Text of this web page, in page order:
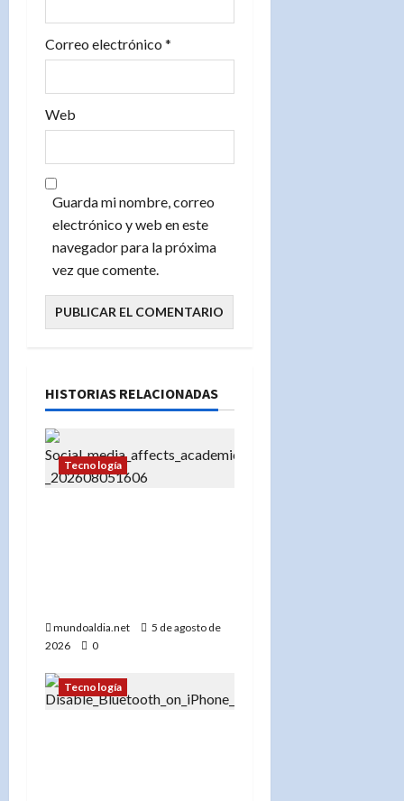
Correo electrónico *
Web
Guarda mi nombre, correo
electrónico y web en este
navegador para la próxima
vez que comente.
HISTORIAS RELACIONADAS
Tecnología
mundoaldia.net
5 de agosto de
2026
0
Tecnología